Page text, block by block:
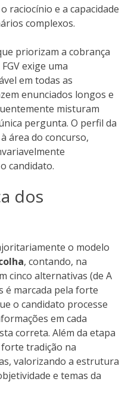
raciocínio e a capacidade
complexos.
priorizam a cobrança
exige uma
em todas as
enunciados longos e
misturam
pergunta. O perfil da
área do concurso,
candidato.
dos
o modelo
, contando, na
cinco alternativas (de A
é marcada pela forte
o candidato processe
em cada
correta. Além da etapa
tradição na
valorizando a estrutura
e temas da